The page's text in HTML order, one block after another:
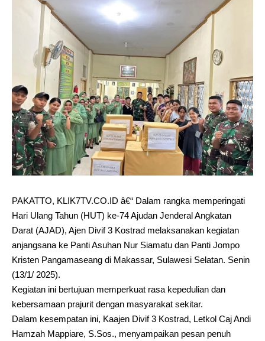
PAKATTO, KLIK7TV.CO.ID â€“ Dalam rangka memperingati
Hari Ulang Tahun (HUT) ke-74 Ajudan Jenderal Angkatan
Darat (AJAD), Ajen Divif 3 Kostrad melaksanakan kegiatan
anjangsana ke Panti Asuhan Nur Siamatu dan Panti Jompo
Kristen Pangamaseang di Makassar, Sulawesi Selatan. Senin
(13/1/ 2025).
Kegiatan ini bertujuan memperkuat rasa kepedulian dan
kebersamaan prajurit dengan masyarakat sekitar.
Dalam kesempatan ini, Kaajen Divif 3 Kostrad, Letkol Caj Andi
Hamzah Mappiare, S.Sos., menyampaikan pesan penuh